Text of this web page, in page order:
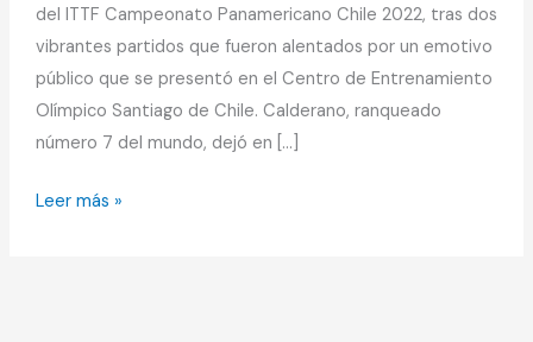
del ITTF Campeonato Panamericano Chile 2022, tras dos
vibrantes partidos que fueron alentados por un emotivo
público que se presentó en el Centro de Entrenamiento
Olímpico Santiago de Chile. Calderano, ranqueado
número 7 del mundo, dejó en […]
Leer más »